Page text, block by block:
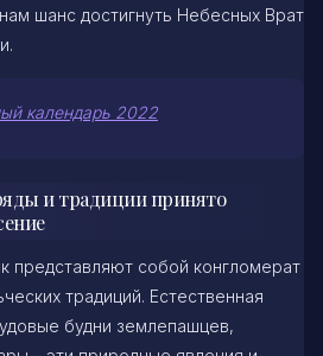
шанс достигнуть Небесных Врат
календарь 2022
и традиции принято
представляют собой конгломерат
традиций. Естественная
будни землепашцев,